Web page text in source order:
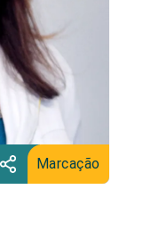
Marcação